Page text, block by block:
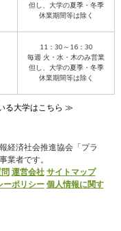
但し、大学の夏季・冬季
休業期間等は除く
11：30～16：30
毎週 火・水・木のみ営業
但し、大学の夏季・冬季
休業期間等は除く
る大学はこちら ≫
経済社会推進協会「プラ
業者です。
運営会社 サイトマップ
ーポリシー 個人情報に関す